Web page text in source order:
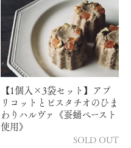
【1個入×3袋セット】アプ
リコットとピスタチオのひま
わりハルヴァ《蚕蛹ペースト
使用》
SOLD OUT